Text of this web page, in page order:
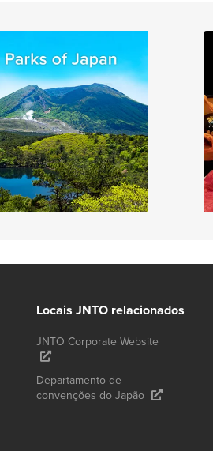
Locais JNTO relacionados
JNTO Corporate Website
Departamento de
convenções do Japão